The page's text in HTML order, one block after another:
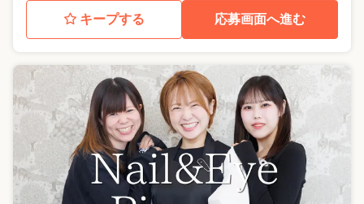
キープする 応募画面へ進む